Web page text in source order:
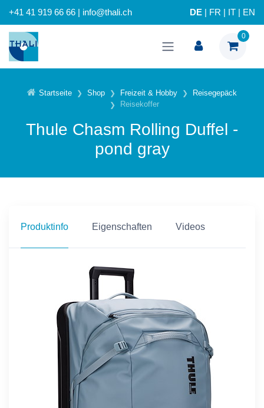
+41 41 919 66 66 | info@thali.ch DE FR IT EN
0
Startseite Shop Freizeit & Hobby
Reisegepäck
Reisekoffer
Thule Chasm Rolling Duffel -
pond gray
Produktinfo Eigenschaften Videos